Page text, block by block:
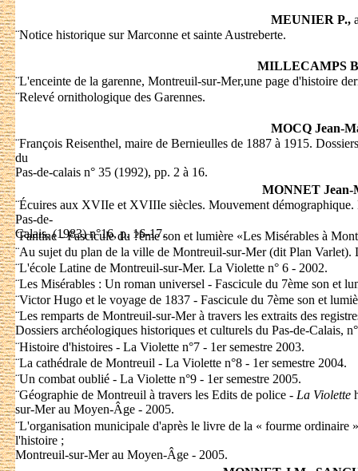
MEUNIER P.,
¨Notice historique sur Marconne et sainte Austreberte.
MILLECAMPS
¨L'enceinte de la garenne, Montreuil-sur-Mer,une page d'histoire
¨Relevé ornithologique des Garennes.
MOCQ Jean-
¨François Reisenthel, maire de Bernieulles de 1887 à 1915.
du
Pas-de-calais n° 35 (1992), pp. 2 à 16.
MONNET Jean-
¨Écuires aux XVIIe et XVIIIe siècles. Mouvement démographique.
Pas-de-
Calais, (1983) n°16, p. 16-17.
¨Fantine - Fascicule du ?ème son et lumière «Les Misérables à
¨Au sujet du plan de la ville de Montreuil-sur-Mer (dit Plan Varlet).
¨L'école Latine de Montreuil-sur-Mer. La Violette n° 6 - 2002.
¨Les Misérables : Un roman universel - Fascicule du 7ème son et
¨Victor Hugo et le voyage de 1837 - Fascicule du 7ème son et
¨Les remparts de Montreuil-sur-Mer à travers les extraits des
Dossiers archéologiques historiques et culturels du Pas-de-Calais,
¨Histoire d'histoires - La Violette n°7 - 1er semestre 2003.
¨La cathédrale de Montreuil - La Violette n°8 - 1er semestre 2004.
¨Un combat oublié - La Violette n°9 - 1er semestre 2005.
¨Géographie de Montreuil à travers les Edits de police - La Violette
sur-Mer au Moyen-Âge - 2005.
¨L'organisation municipale d'après le livre de la « fourme ordinaire
l'histoire ;
Montreuil-sur-Mer au Moyen-Âge - 2005.